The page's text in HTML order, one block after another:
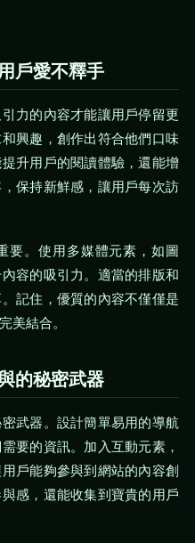
戶愛不釋手
力的內容才能讓用戶停留更
興趣，創作出符合他們口味
升用戶的閱讀體驗，還能增
保持新鮮感，讓用戶每次訪
要。使用多媒體元素，如圖
容的吸引力。適當的排版和
記住，優質的內容不僅僅是
美結合。
的秘密武器
武器。設計簡單易用的導航
要的資訊。加入互動元素，
戶能夠參與到網站的內容創
感，還能收集到寶貴的用戶